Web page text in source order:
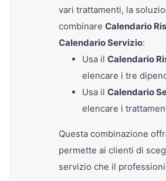
vari trattamenti, la
combinare Calendario
Calendario Servizio:
Usa il Calendario
elencare i tre
Usa il Calendario
elencare i
Questa combinazione
permette ai clienti di
servizio che il